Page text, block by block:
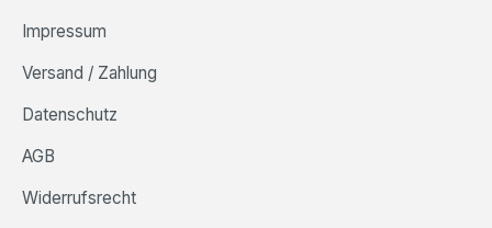
Impressum
Versand / Zahlung
Datenschutz
AGB
Widerrufsrecht